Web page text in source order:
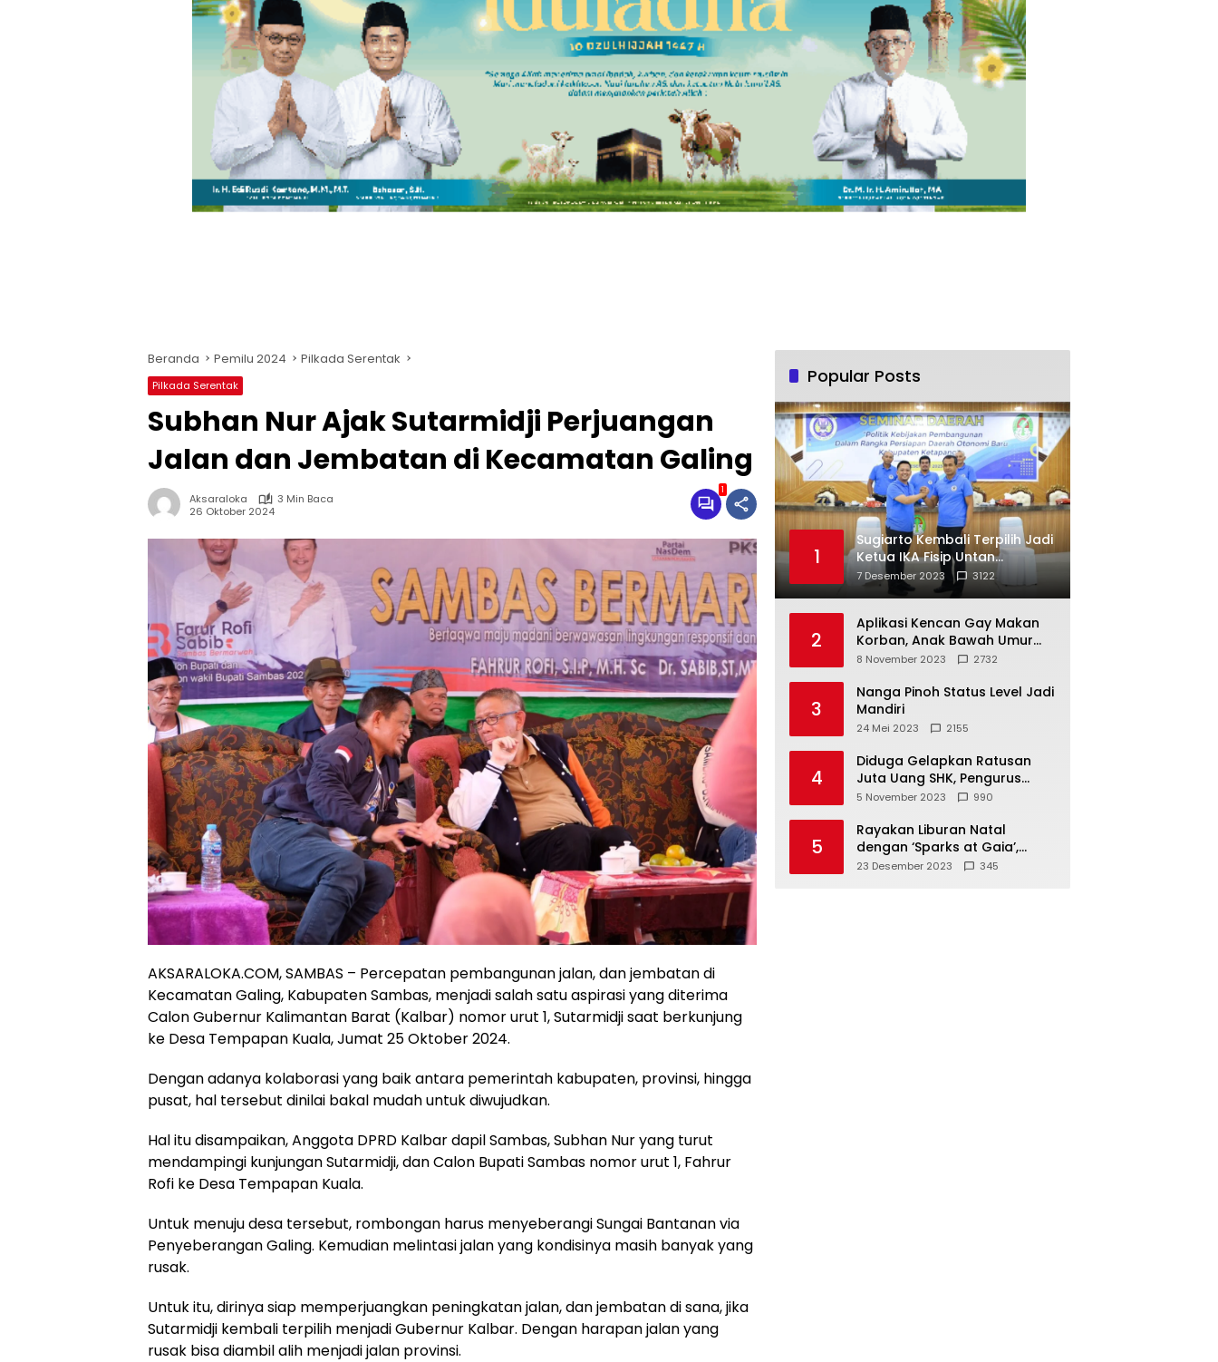
Beranda Pemilu 2024 Pilkada Serentak
Pilkada Serentak
Subhan Nur Ajak Sutarmidji Perjuangan
Jalan dan Jembatan di Kecamatan Galing
Aksaraloka
3 Min Baca
26 Oktober 2024
1
AKSARALOKA.COM, SAMBAS – Percepatan pembangunan jalan, dan jembatan di
Kecamatan Galing, Kabupaten Sambas, menjadi salah satu aspirasi yang diterima
Calon Gubernur Kalimantan Barat (Kalbar) nomor urut 1, Sutarmidji saat berkunjung
ke Desa Tempapan Kuala, Jumat 25 Oktober 2024.
Dengan adanya kolaborasi yang baik antara pemerintah kabupaten, provinsi, hingga
pusat, hal tersebut dinilai bakal mudah untuk diwujudkan.
Hal itu disampaikan, Anggota DPRD Kalbar dapil Sambas, Subhan Nur yang turut
mendampingi kunjungan Sutarmidji, dan Calon Bupati Sambas nomor urut 1, Fahrur
Rofi ke Desa Tempapan Kuala.
Untuk menuju desa tersebut, rombongan harus menyeberangi Sungai Bantanan via
Penyeberangan Galing. Kemudian melintasi jalan yang kondisinya masih banyak yang
rusak.
Untuk itu, dirinya siap memperjuangkan peningkatan jalan, dan jembatan di sana, jika
Sutarmidji kembali terpilih menjadi Gubernur Kalbar. Dengan harapan jalan yang
rusak bisa diambil alih menjadi jalan provinsi.
Popular Posts
1
Sugiarto Kembali Terpilih Jadi
Ketua IKA Fisip Untan
Ketapang
7 Desember 2023 3122
2
Aplikasi Kencan Gay Makan
Korban, Anak Bawah Umur
Jadi Korban Persetubuhan
8 November 2023 2732
3
Nanga Pinoh Status Level Jadi
Mandiri
24 Mei 2023 2155
4
Diduga Gelapkan Ratusan
Juta Uang SHK, Pengurus
Koperasi SUB Dilaporkan ke
5 November 2023 990
5
Rayakan Liburan Natal
dengan ‘Sparks at Gaia’,
Sajikan Tempat Foto Estetik
23 Desember 2023 345